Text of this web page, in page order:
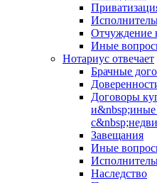
Отчуждение
Иные
Нотариус отвечает
Брачные
Договоры
Завещания
Иные
Наследство